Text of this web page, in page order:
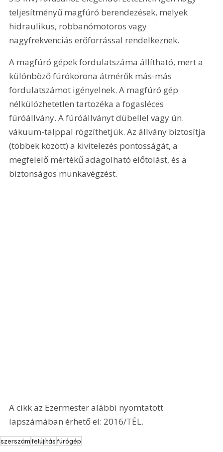
teljesítményű magfúró berendezések, melyek
hidraulikus, robbanómotoros vagy
nagyfrekvenciás erőforrással rendelkeznek.
A magfúró gépek fordulatszáma állítható, mert a
különböző fúrókorona átmérők más-más
fordulatszámot igényelnek. A magfúró gép
nélkülözhetetlen tartozéka a fogasléces
fúróállvány. A fúróállványt dübellel vagy ún.
vákuum-talppal rögzíthetjük. Az állvány biztosítja
(többek között) a kivitelezés pontosságát, a
megfelelő mértékű adagolható előtolást, és a
biztonságos munkavégzést.
A cikk az Ezermester alábbi nyomtatott
lapszámában érhető el: 2016/TÉL.
szerszámfelújításfúrógép